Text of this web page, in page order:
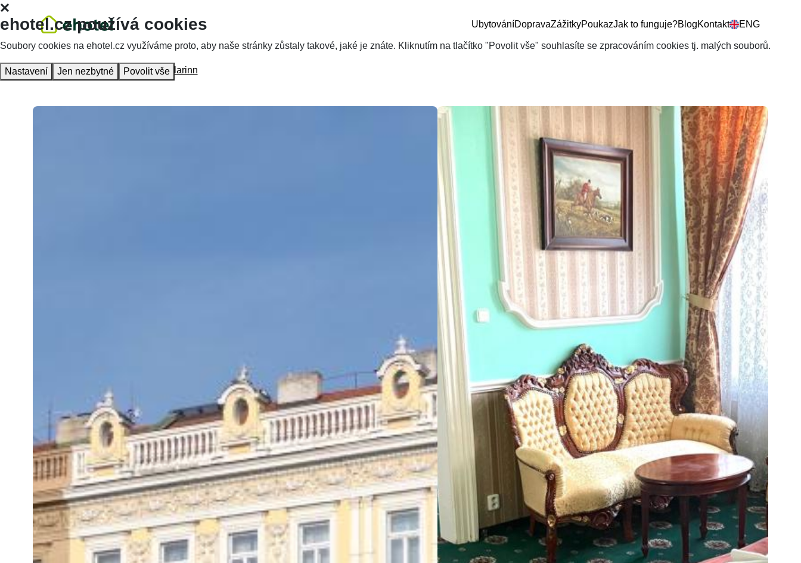
UbytováníDopravaZážitkyPoukazJak to funguje?BlogKontakt ENG
Hlavní stránka Ubytování Hotel Klarinn
ehotel.cz používá cookies
Soubory cookies na ehotel.cz využíváme proto, aby naše stránky zůstaly takové, jaké je znáte. Kliknutím na tlačítko "Povolit vše" souhlasíte se zpracováním cookies tj. malých souborů.
Nastavení Jen nezbytné Povolit vše